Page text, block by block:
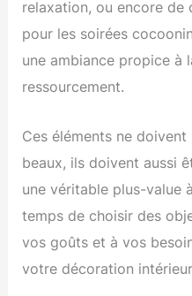
relaxation, ou encore
pour les soirées
une ambiance propice à
ressourcement.
Ces éléments ne
beaux, ils doivent aussi
une véritable plus-value
temps de choisir des
vos goûts et à vos
votre décoration